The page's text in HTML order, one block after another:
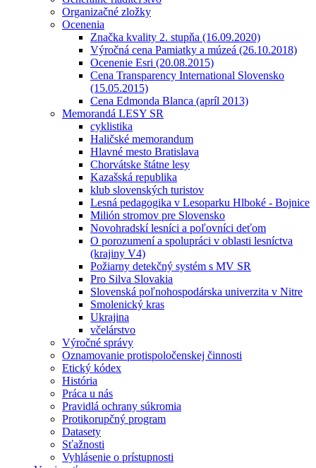
Organizačné zložky
Ocenenia
Značka kvality 2. stupňa (16.09.2020)
Výročná cena Pamiatky a múzeá (26.10.2018)
Ocenenie Esri (20.08.2015)
Cena Transparency International Slovensko
(15.05.2015)
Cena Edmonda Blanca (apríl 2013)
Memorandá LESY SR
cyklistika
Haličské memorandum
Hlavné mesto Bratislava
Chorvátske štátne lesy
Kazašská republika
klub slovenských turistov
Lesná pedagogika v Lesoparku Hlboké - Bojnice
Milión stromov pre Slovensko
Novohradskí lesníci a poľovníci deťom
O porozumení a spolupráci v oblasti lesníctva
(krajiny V4)
Požiarny detekčný systém s MV SR
Pro Silva Slovakia
Slovenská poľnohospodárska univerzita v Nitre
Smolenický kras
Ukrajina
včelárstvo
Výročné správy
Oznamovanie protispoločenskej činnosti
Etický kódex
História
Práca u nás
Pravidlá ochrany súkromia
Protikorupčný program
Datasety
Sťažnosti
Vyhlásenie o prístupnosti